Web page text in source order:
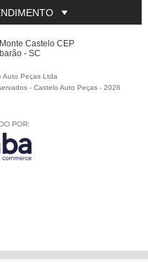
Castelo CEP
- SC
Auto Peças Ltda
-Castelo Auto Peças -2026